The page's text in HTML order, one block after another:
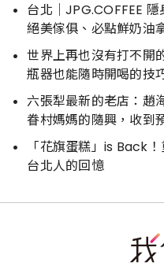
台北｜JPG.COFFEE
絕美傢俱、必點鮮奶油
世界上再也沒有打不開
瓶器也能隨時開喝的技
六張犁最新的老店：趙
眷村媽媽的隨興，收到
「花旗蛋糕」is Back
台北人的回憶